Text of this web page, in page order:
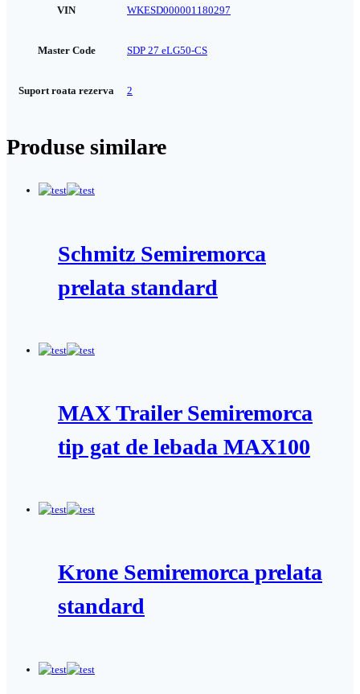
VIN WKESD000001180297
Master Code SDP 27 eLG50-CS
Suport roata rezerva 2
Produse similare
Schmitz Semiremorca
prelata standard
MAX Trailer Semiremorca
tip gat de lebada MAX100
Krone Semiremorca prelata
standard